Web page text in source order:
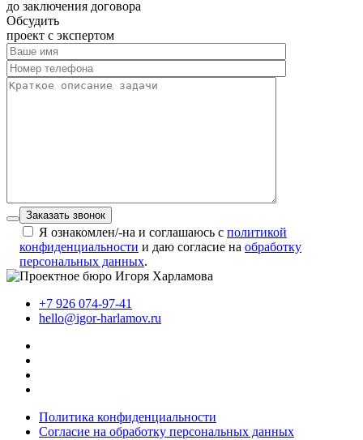
до заключения договора
Обсудить
проект с экспертом
Заказать звонок
Я ознакомлен/-на и соглашаюсь с политикой
конфиденциальности и даю согласие на обработку
персональных данных.
+7 926 074-97-41
hello@igor-harlamov.ru
Политика конфиденциальности
Согласие на обработку персональных данных